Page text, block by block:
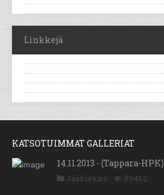
Linkkejä
KATSOTUIMMAT GALLERIAT
14.11.2013 - (Tappara-HPK)
Jääkiekko 89462